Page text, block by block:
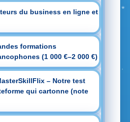
du business en ligne et
formations
(1 000 €–2 000 €)
– Notre test
qui cartonne (note